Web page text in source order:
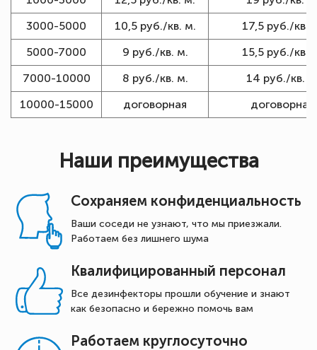
3000-5000
10,5 руб./кв. м.
17,5 руб./кв.
5000-7000
9 руб./кв. м.
15,5 руб./кв.
7000-10000
8 руб./кв. м.
14 руб./кв.
10000-15000
договорная договорная
Наши преимущества
Сохраняем конфиденциальность
Ваши соседи не узнают, что мы приезжали.
Работаем без лишнего шума
Квалифицированный персонал
Все дезинфекторы прошли обучение и знают
как безопасно и бережно помочь вам
Работаем круглосуточно